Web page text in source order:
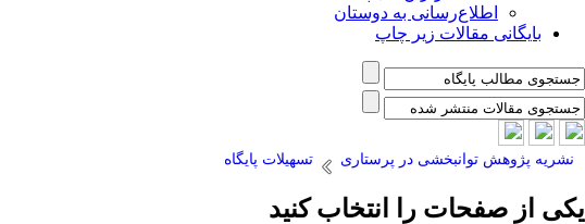
اطلاع‌رسانی به دوستان
بایگانی مقالات زیر چاپ
نشریه پژوهش توانبخشی در پرستاری تسهیلات پایگاه
یکی از صفحات را انتخاب کنید